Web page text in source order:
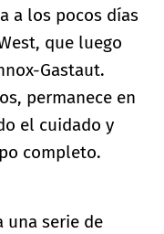
a los pocos días
que luego
Gastaut.
permanece en
el cuidado y
completo.
una serie de